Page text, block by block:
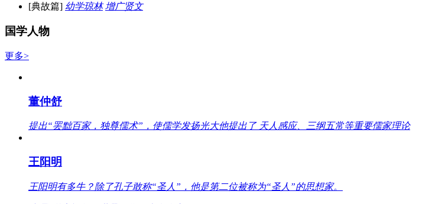
[典故篇] 幼学琼林 增广贤文
国学人物
更多>
董仲舒
提出“罢黜百家，独尊儒术”，使儒学发扬光大他提出了 天人感应、三纲五常等重要儒家理论
王阳明
王阳明有多牛？除了孔子敢称“圣人”，他是第二位被称为“圣人”的思想家。